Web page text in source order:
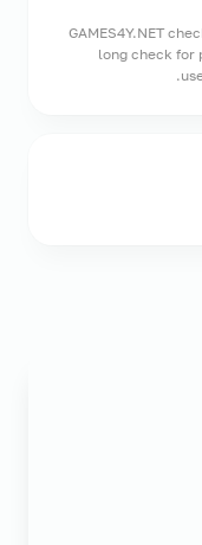
GAMES4Y.NET
long check for